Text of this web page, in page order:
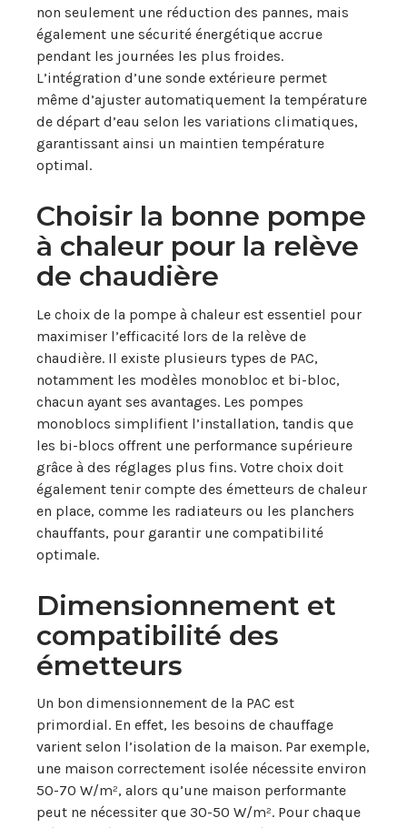
non seulement une réduction des pannes, mais
également une sécurité énergétique accrue
pendant les journées les plus froides.
L’intégration d’une sonde extérieure permet
même d’ajuster automatiquement la température
de départ d’eau selon les variations climatiques,
garantissant ainsi un maintien température
optimal.
Choisir la bonne pompe
à chaleur pour la relève
de chaudière
Le choix de la pompe à chaleur est essentiel pour
maximiser l’efficacité lors de la relève de
chaudière. Il existe plusieurs types de PAC,
notamment les modèles monobloc et bi-bloc,
chacun ayant ses avantages. Les pompes
monoblocs simplifient l’installation, tandis que
les bi-blocs offrent une performance supérieure
grâce à des réglages plus fins. Votre choix doit
également tenir compte des émetteurs de chaleur
en place, comme les radiateurs ou les planchers
chauffants, pour garantir une compatibilité
optimale.
Dimensionnement et
compatibilité des
émetteurs
Un bon dimensionnement de la PAC est
primordial. En effet, les besoins de chauffage
varient selon l’isolation de la maison. Par exemple,
une maison correctement isolée nécessite environ
50-70 W/m², alors qu’une maison performante
peut ne nécessiter que 30-50 W/m². Pour chaque